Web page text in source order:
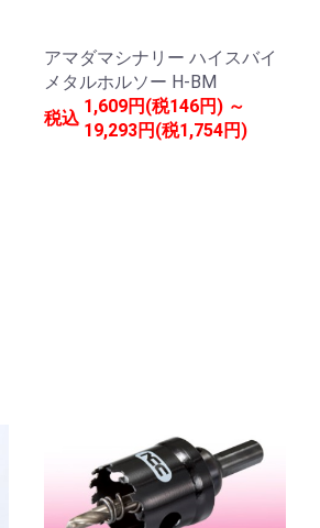
アマダマシナリー ハイスバイ
メタルホルソー H-BM
税込
1,609円(税146円) ～
19,293円(税1,754円)